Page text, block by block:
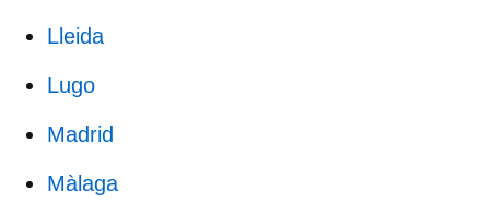
Lleida
Lugo
Madrid
Màlaga